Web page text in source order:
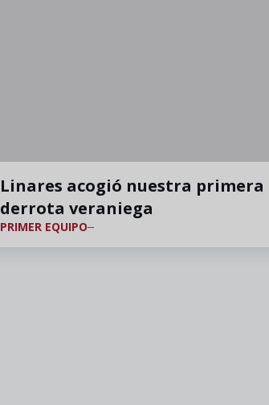
Linares acogió nuestra primera
derrota veraniega
PRIMER EQUIPO